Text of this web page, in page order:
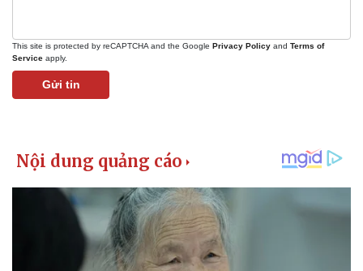
This site is protected by reCAPTCHA and the Google Privacy Policy and Terms of
Service apply.
Gửi tin